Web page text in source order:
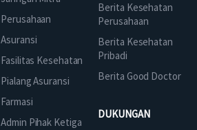
Perusahaan
Asuransi
Fasilitas Kesehatan
Pialang Asuransi
Farmasi
Admin Pihak Ketiga
Berita Kesehatan
Perusahaan
Berita Kesehatan
Pribadi
Berita Good Doctor
DUKUNGAN